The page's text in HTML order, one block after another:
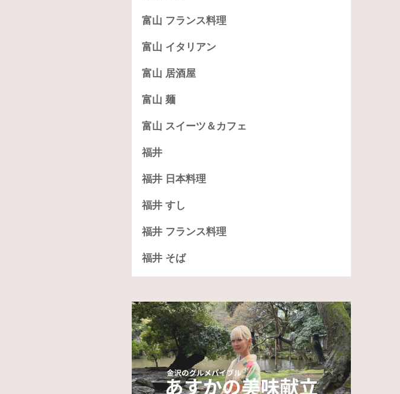
富山 フランス料理
富山 イタリアン
富山 居酒屋
富山 麺
富山 スイーツ＆カフェ
福井
福井 日本料理
福井 すし
福井 フランス料理
福井 そば